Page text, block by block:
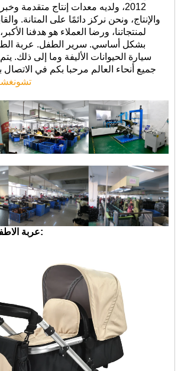
2012، ولديه معدات إنتاج متقدمة
والإنتاج، ونحن نركز دائمًا على المتانة.
لمنتجاتنا، ورضا العملاء هو هدفنا
بشكل أساسي. سرير الطفل. عربة
سيارة الحيوانات الأليفة وما إلى ذلك.
جميع أنحاء العالم مرحبا بكم في الاتصال
عربة الاطفال الصينية 3 في 1: